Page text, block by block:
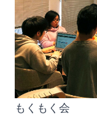
もくもく会